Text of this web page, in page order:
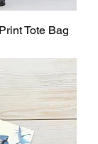
Tote Bag